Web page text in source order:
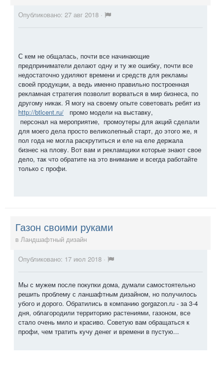
Опубликовано: 27 авг 2018 ·
С кем не общалась, почти все начинающие
предприниматели делают одну и ту же ошибку, почти все
недостаточно удиляют времени и средств для рекламы
своей продукции, а ведь именно правильно построенная
рекламная стратегия позволит ворваться в мир бизнеса, по
другому никак. Я могу на своему опыте советовать ребят из
http://btlcent.ru/ промо модели на выставку,
персонал на мероприятие, промоутеры для акций сделали
для моего дела просто великолепный старт, до этого же, я
пол года не могла раскрутиться и еле на еле держала
бизнес на плову. Вот вам и рекламщики которые знают свое
дело, так что обратите на это внимание и всегда работайте
только с профи.
Газон своими руками
в Ландшафтный дизайн
Опубликовано: 17 июл 2018 ·
Мы с мужем после покупки дома, думали самостоятельно
решить проблему с ланшафтным дизайном, но получилось
убого и дорого. Обратились в компанию gorgazon.ru - за 3-4
дня, облагородили территорию растениями, газоном, все
стало очень мило и красиво. Советую вам обращаться к
профи, чем тратить кучу денег и времени в пустую...